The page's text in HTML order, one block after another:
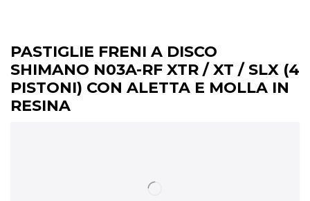
PASTIGLIE FRENI A DISCO
SHIMANO N03A-RF XTR / XT / SLX (4
PISTONI) CON ALETTA E MOLLA IN
RESINA